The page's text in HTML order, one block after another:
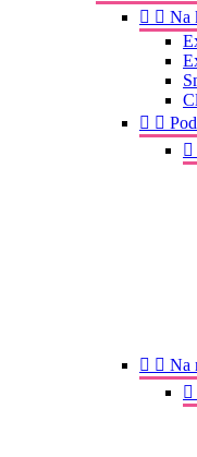
  Na
 

  Na
